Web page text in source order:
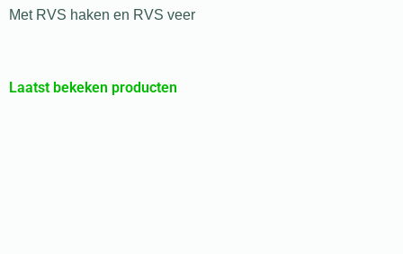
Met RVS haken en RVS veer
Laatst bekeken producten